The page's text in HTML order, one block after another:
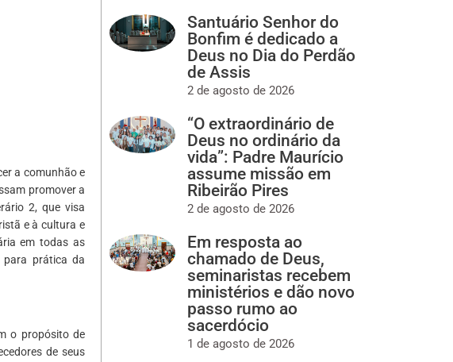
a comunhão e
promover a
2, que visa
e à cultura e
em todas as
para prática da
o propósito de
de seus
Santuário Senhor do
Bonfim é dedicado a
Deus no Dia do Perdão
de Assis
2 de agosto de 2026
“O extraordinário de
Deus no ordinário da
vida”: Padre Maurício
assume missão em
Ribeirão Pires
2 de agosto de 2026
Em resposta ao
chamado de Deus,
seminaristas recebem
ministérios e dão novo
passo rumo ao
sacerdócio
1 de agosto de 2026